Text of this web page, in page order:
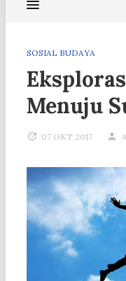
SOSIAL BUDAYA
Menuju
07 OKT 2017